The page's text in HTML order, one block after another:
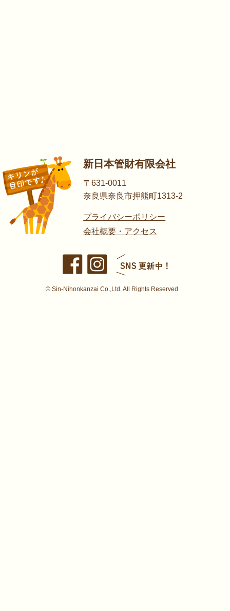
新日本管財有限会社
〒631-0011
奈良県奈良市押熊町1313-2
プライバシーポリシー
会社概要・アクセス
© Sin-Nihonkanzai Co.,Ltd. All Rights Reserved